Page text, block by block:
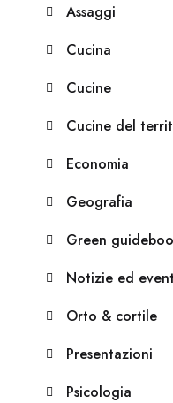
Assaggi
Cucina
Cucine
Cucine del
Economia
Geografia
Green
Notizie ed
Orto & cortile
Presentazioni
Psicologia